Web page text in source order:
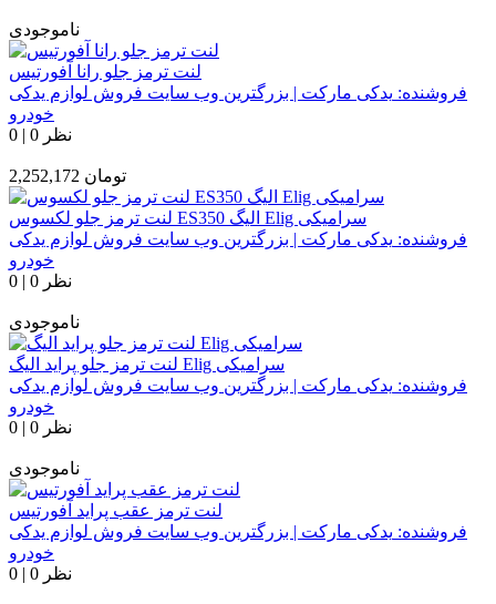
ناموجودی
لنت ترمز جلو رانا آفورتیس
فروشنده: یدکی مارکت | بزرگترین وب سایت فروش لوازم یدکی
خودرو
0 | 0 نظر
2,252,172 تومان
لنت ترمز جلو لکسوس ES350 الیگ Elig سرامیکی
فروشنده: یدکی مارکت | بزرگترین وب سایت فروش لوازم یدکی
خودرو
0 | 0 نظر
ناموجودی
لنت ترمز جلو پراید الیگ Elig سرامیکی
فروشنده: یدکی مارکت | بزرگترین وب سایت فروش لوازم یدکی
خودرو
0 | 0 نظر
ناموجودی
لنت ترمز عقب پراید آفورتیس
فروشنده: یدکی مارکت | بزرگترین وب سایت فروش لوازم یدکی
خودرو
0 | 0 نظر